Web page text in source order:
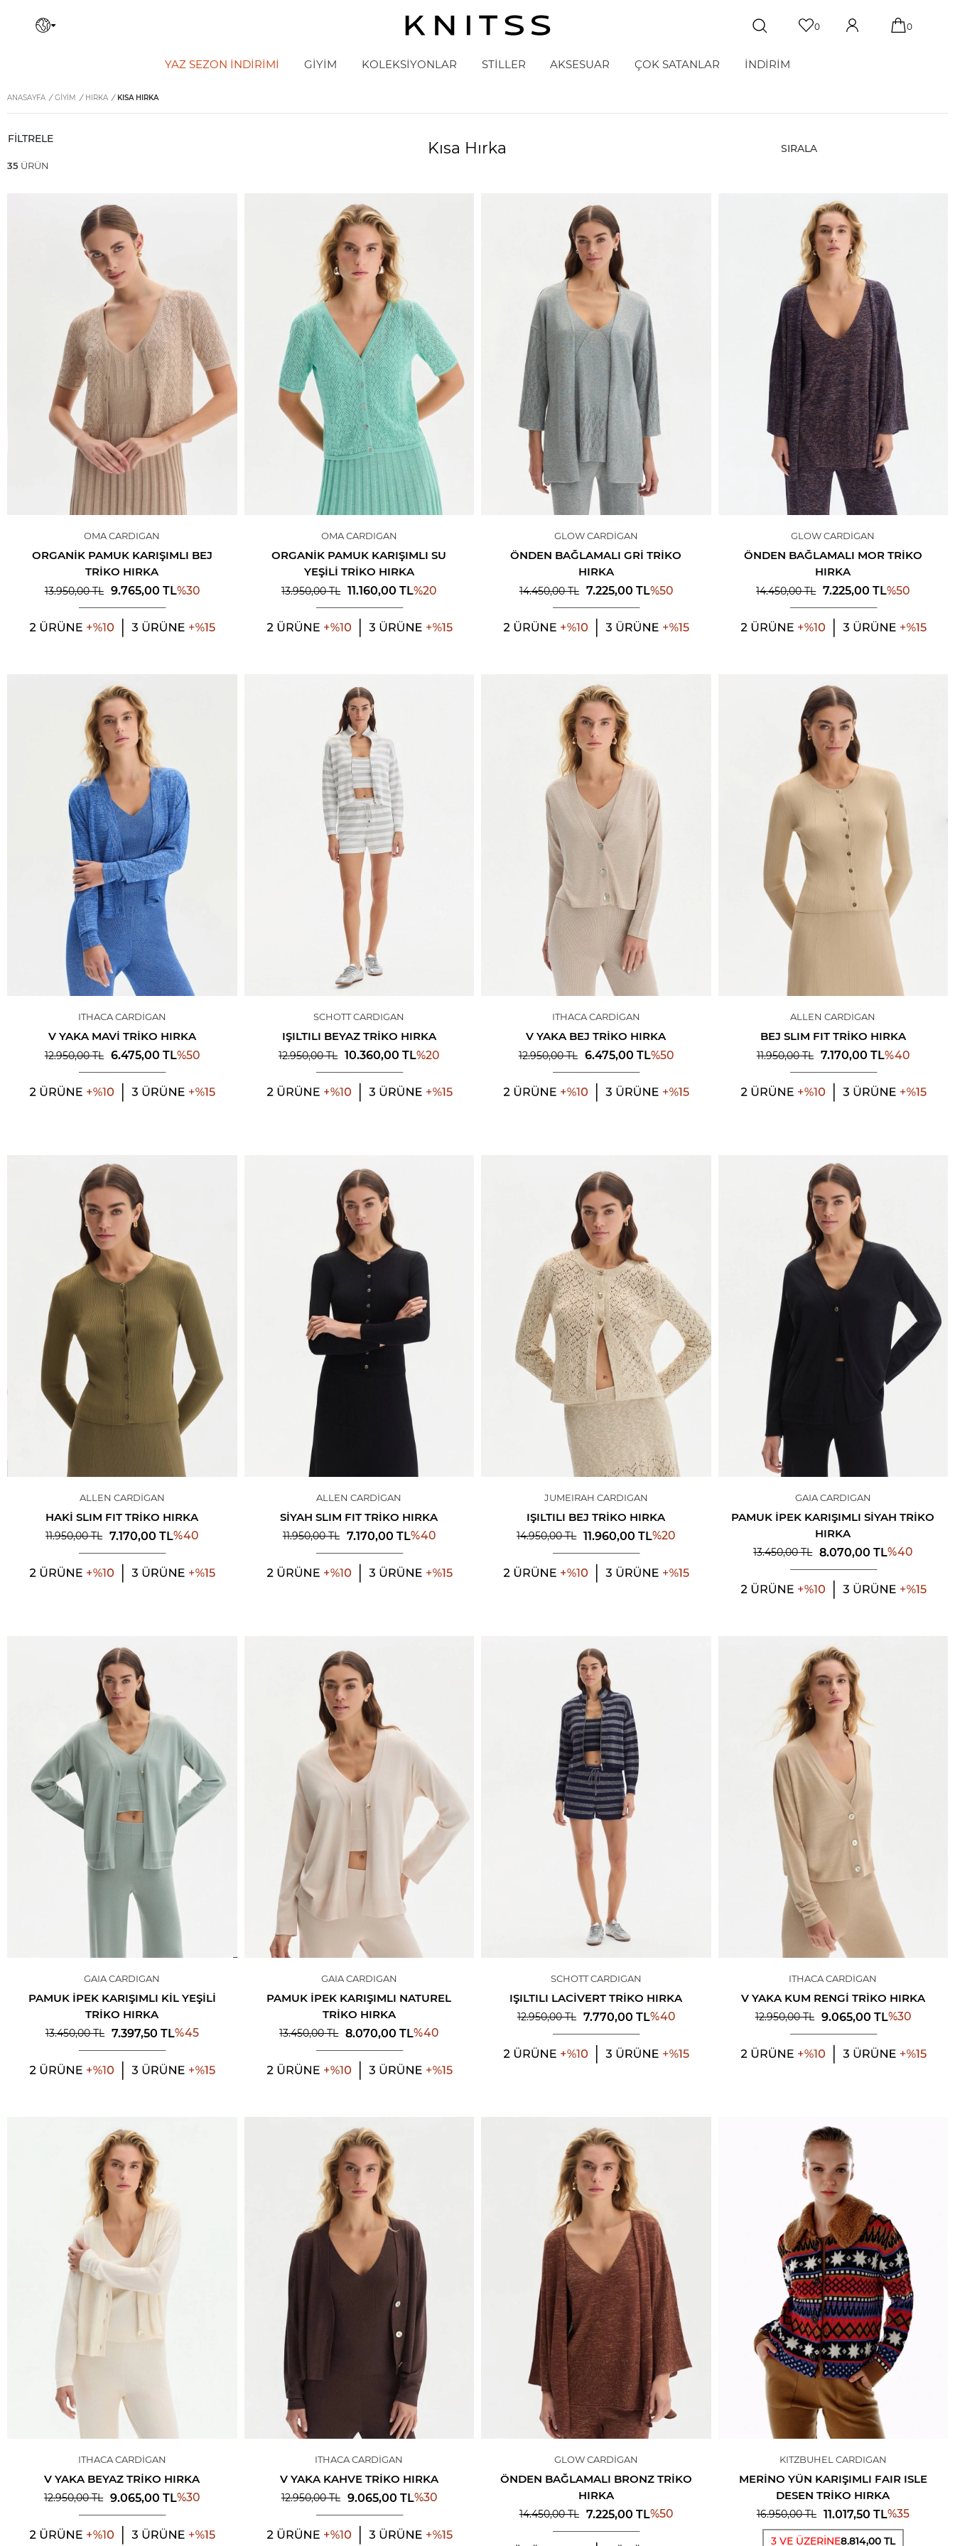
0 0
YAZ SEZON İNDIRIMI GİYİM KOLEKSİYONLAR STİLLER AKSESUAR ÇOK SATANLAR İNDİRİM
ANASAYFA / GİYİM / HIRKA / KISA HIRKA
FİLTRELE
35 ÜRÜN
Kısa Hırka SIRALA
OMA CARDIGAN
ORGANIK PAMUK KARIŞIMLI BEJ
TRIKO HIRKA
13.950,00TL 9.765,00 TL%30
OMA CARDIGAN
ORGANIK PAMUK KARIŞIMLI SU
YEŞILI TRIKO HIRKA
13.950,00TL 11.160,00 TL%20
GLOW CARDIGAN
ÖNDEN BAĞLAMALI GRI TRIKO
HIRKA
14.450,00TL 7.225,00 TL%50
GLOW CARDIGAN
ÖNDEN BAĞLAMALI MOR TRIKO
HIRKA
14.450,00TL 7.225,00 TL%50
ITHACA CARDIGAN
V YAKA MAVI TRIKO HIRKA
12.950,00TL 6.475,00 TL%50
SCHOTT CARDIGAN
IŞILTILI BEYAZ TRIKO HIRKA
12.950,00TL 10.360,00 TL%20
ITHACA CARDIGAN
V YAKA BEJ TRIKO HIRKA
12.950,00TL 6.475,00 TL%50
ALLEN CARDIGAN
BEJ SLIM FIT TRIKO HIRKA
11.950,00TL 7.170,00 TL%40
ALLEN CARDIGAN
HAKI SLIM FIT TRIKO HIRKA
11.950,00TL 7.170,00 TL%40
ALLEN CARDIGAN
SIYAH SLIM FIT TRIKO HIRKA
11.950,00TL 7.170,00 TL%40
JUMEIRAH CARDIGAN
IŞILTILI BEJ TRIKO HIRKA
14.950,00TL 11.960,00 TL%20
GAIA CARDIGAN
PAMUK İPEK KARIŞIMLI SIYAH TRIKO
HIRKA
13.450,00TL 8.070,00 TL%40
GAIA CARDIGAN
PAMUK İPEK KARIŞIMLI KIL YEŞILI
TRIKO HIRKA
13.450,00TL 7.397,50 TL%45
GAIA CARDIGAN
PAMUK İPEK KARIŞIMLI NATUREL
TRIKO HIRKA
13.450,00TL 8.070,00 TL%40
SCHOTT CARDIGAN
IŞILTILI LACIVERT TRIKO HIRKA
12.950,00TL 7.770,00 TL%40
ITHACA CARDIGAN
V YAKA KUM RENGI TRIKO HIRKA
12.950,00TL 9.065,00 TL%30
ITHACA CARDIGAN
V YAKA BEYAZ TRIKO HIRKA
12.950,00TL 9.065,00 TL%30
ITHACA CARDIGAN
V YAKA KAHVE TRIKO HIRKA
12.950,00TL 9.065,00 TL%30
GLOW CARDIGAN
ÖNDEN BAĞLAMALI BRONZ TRIKO
HIRKA
14.450,00TL 7.225,00 TL%50
KITZBUHEL CARDIGAN
MERINO YÜN KARIŞIMLI FAIR ISLE
DESEN TRIKO HIRKA
16.950,00TL 11.017,50 TL%35
3 VE ÜZERİNE8.814,00 TL